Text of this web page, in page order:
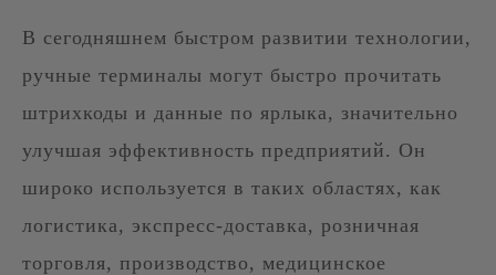
В сегодняшнем быстром развитии технологии,
ручные терминалы могут быстро прочитать
штрихкоды и данные по ярлыка, значительно
улучшая эффективность предприятий. Он
широко используется в таких областях, как
логистика, экспресс-доставка, розничная
торговля, производство, медицинское